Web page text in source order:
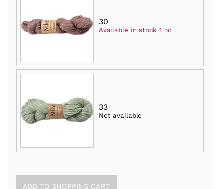
30
Available in stock 1 pc
33
Not available